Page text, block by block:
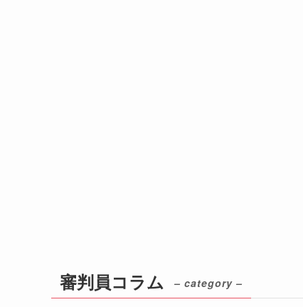
審判員コラム – category –